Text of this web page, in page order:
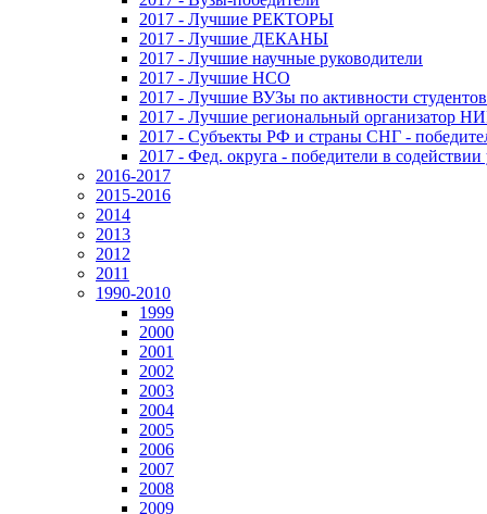
2017 - Лучшие РЕКТОРЫ
2017 - Лучшие ДЕКАНЫ
2017 - Лучшие научные руководители
2017 - Лучшие НСО
2017 - Лучшие ВУЗы по активности
2017 - Лучшие региональный организатор
2017 - Субъекты РФ и страны СНГ -
2017 - Фед. округа - победители в
2016-2017
2015-2016
2014
2013
2012
2011
1990-2010
1999
2000
2001
2002
2003
2004
2005
2006
2007
2008
2009